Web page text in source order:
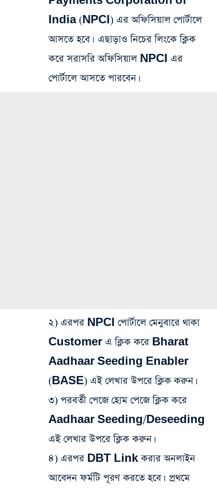
India (NPCI) এর অফিসিয়াল পোর্টালে
আসতে হবে। এছাড়াও নিচের লিংকে ক্লিক
করে সরাসরি অফিসিয়াল NPCI এর
পোর্টালে আসতে পারবেন।
২) এরপর NPCI পোর্টালে মেনুবারে থাকা
Customer এ ক্লিক করে Bharat
Aadhaar Seeding Enabler
(BASE) এই লেখার উপরে ক্লিক করুন।
৩) পরবর্তী পেজে হোম পেজে ক্লিক করে
Aadhaar Seeding/Deseeding
এই লেখার উপরে ক্লিক করুন।
৪) এরপর DBT Link করার অনলাইন
আবেদন ফর্মটি পূরণ করতে হবে। প্রথমে